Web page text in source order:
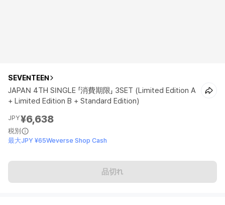
SEVENTEEN
JAPAN 4TH SINGLE 「消費期限」 3SET (Limited Edition A
+ Limited Edition B + Standard Edition)
JPY¥6,638
税別
最大JPY ¥65Weverse Shop Cash
品切れ